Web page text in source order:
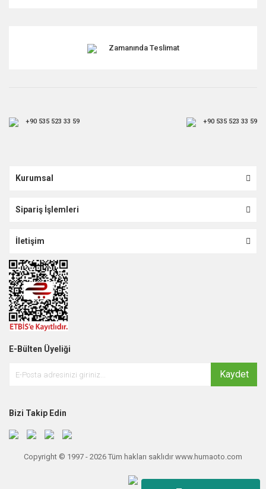
Zamanında Teslimat
+90 535 523 33 59 +90 535 523 33 59
Kurumsal
Sipariş İşlemleri
İletişim
E-Bülten Üyeliği
Kaydet
Bizi Takip Edin
Copyright © 1997 - 2026 Tüm hakları saklıdır www.humaoto.com